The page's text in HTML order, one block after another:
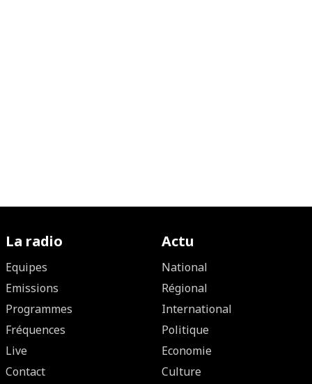
La radio
Equipes
Emissions
Programmes
Fréquences
Live
Contact
Actu
National
Régional
International
Politique
Economie
Culture